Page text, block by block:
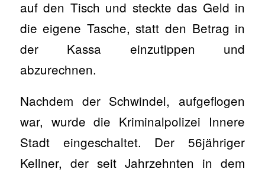
auf den Tisch und steckte das Geld in
die eigene Tasche, statt den Betrag in
der Kassa einzutippen und
abzurechnen.
Nachdem der Schwindel, aufgeflogen
war, wurde die Kriminalpolizei Innere
Stadt eingeschaltet. Der 56jähriger
Kellner, der seit Jahrzehnten in dem